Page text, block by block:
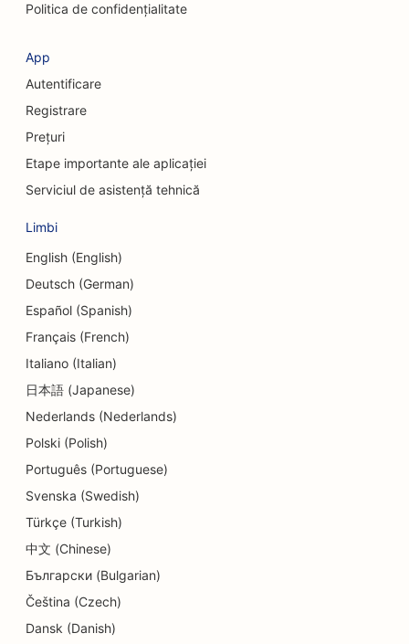
SEO pentru firmele de consultanță
SEO pentru delicatese
SEO pentru serviciile de consiliere privind datoriile
SEO pentru servicii de dermabraziune
SEO pentru centrele de îngrijire de zi
SEO pentru clinicile stomatologice
SEO pentru magazinele de detalii
SEO pentru restaurante
SEO pentru magazinele de prăjituri
SEO pentru educație și servicii de îngrijire a
copiilor
SEO pentru magazinele de gogoși
SEO pentru studiourile de dans
SEO pentru curățătorie chimică
Politica de confidențialitate
App
Autentificare
Registrare
Prețuri
Etape importante ale aplicației
Serviciul de asistență tehnică
Limbi
English (English)
Deutsch (German)
Español (Spanish)
Français (French)
Italiano (Italian)
日本語 (Japanese)
Nederlands (Nederlands)
Polski (Polish)
Português (Portuguese)
Svenska (Swedish)
Türkçe (Turkish)
中文 (Chinese)
Български (Bulgarian)
Čeština (Czech)
Dansk (Danish)